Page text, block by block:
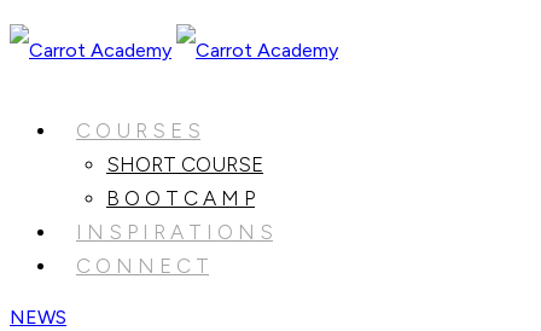
C O U R S E S
SHORT COURSE
B O O T C A M P
I N S P I R A T I O N S
C O N N E C T
NEWS